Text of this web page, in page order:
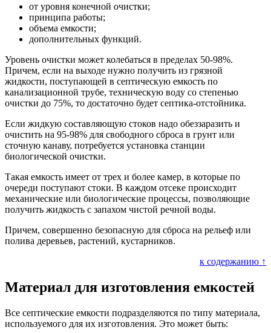
от уровня конечной очистки;
принципа работы;
объема емкости;
дополнительных функций.
Уровень очистки может колебаться в пределах 50-98%.
Причем, если на выходе нужно получить из грязной
жидкости, поступающей в септическую емкость по
канализационной трубе, техническую воду со степенью
очистки до 75%, то достаточно будет септика-отстойника.
Если жидкую составляющую стоков надо обеззаразить и
очистить на 95-98% для свободного сброса в грунт или
сточную канаву, потребуется установка станции
биологической очистки.
Такая емкость имеет от трех и более камер, в которые по
очереди поступают стоки. В каждом отсеке происходит
механические или биологические процессы, позволяющие
получить жидкость с запахом чистой речной воды.
Причем, совершенно безопасную для сброса на рельеф или
полива деревьев, растений, кустарников.
к содержанию ↑
Материал для изготовления емкостей
Все септические емкости подразделяются по типу материала,
используемого для их изготовления. Это может быть: